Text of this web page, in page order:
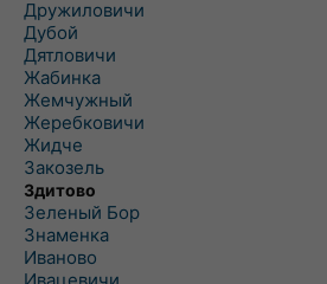
Дружиловичи
Дубой
Дятловичи
Жабинка
Жемчужный
Жеребковичи
Жидче
Закозель
Здитово
Зеленый Бор
Знаменка
Иваново